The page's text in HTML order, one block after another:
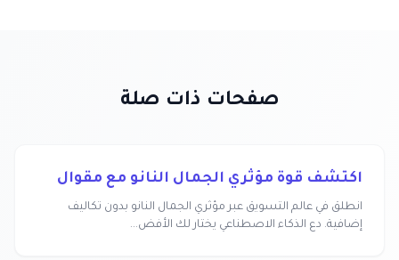
صفحات ذات صلة
اكتشف قوة مؤثري الجمال النانو مع مقوال
انطلق في عالم التسويق عبر مؤثري الجمال النانو بدون تكاليف
إضافية. دع الذكاء الاصطناعي يختار لك الأفض...